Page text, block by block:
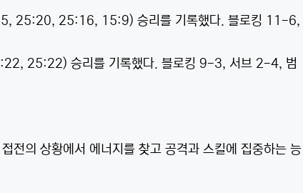
25:20, 25:16, 15:9) 승리를 기록했다. 블로킹 11-6,
25:22) 승리를 기록했다. 블로킹 9-3, 서브 2-4, 범
전의 상황에서 에너지를 찾고 공격과 스킬에 집중하는 능